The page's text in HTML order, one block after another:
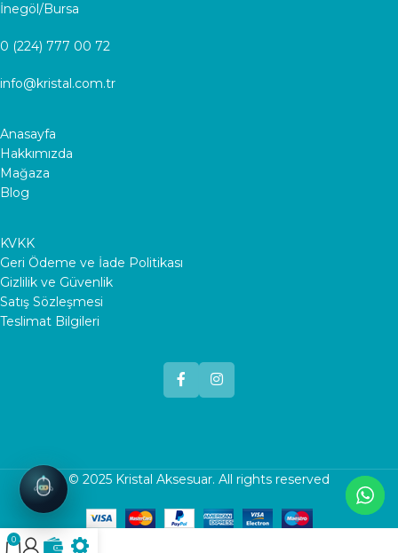
İnegöl/Bursa
0 (224) 777 00 72
info@kristal.com.tr
Anasayfa
Hakkımızda
Mağaza
Blog
KVKK
Geri Ödeme ve İade Politikası
Gizlilik ve Güvenlik
Satış Sözleşmesi
Teslimat Bilgileri
© 2025 Kristal Aksesuar. All rights reserved
0